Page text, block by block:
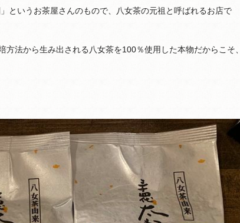
というお茶屋さんのもので、八女茶の元祖と呼ばれるお店で
法から生み出される八女茶を100％使用した本物だからこそ、